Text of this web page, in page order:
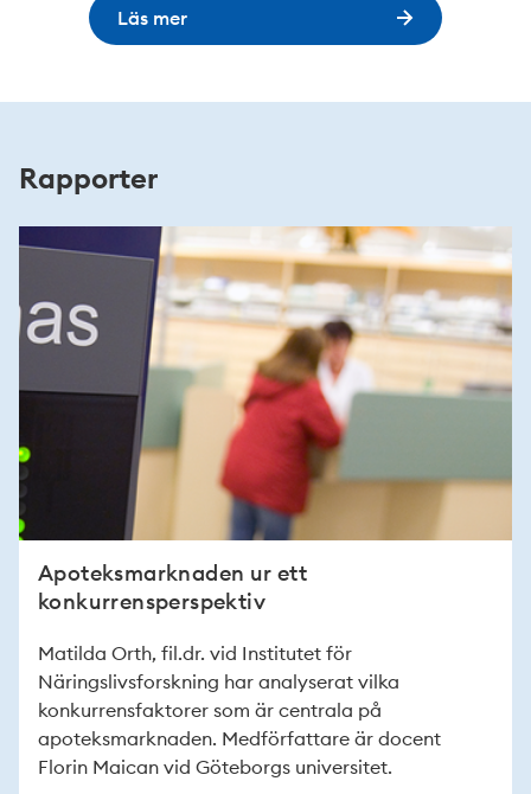
Läs mer
Rapporter
Apoteksmarknaden ur ett
konkurrensperspektiv
Matilda Orth, fil.dr. vid Institutet för
Näringslivsforskning har analyserat vilka
konkurrensfaktorer som är centrala på
apoteksmarknaden. Medförfattare är docent
Florin Maican vid Göteborgs universitet.